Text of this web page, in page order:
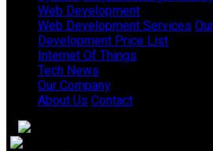
Web Development
Web Development Services
Development Price List
Internet Of Things
Tech News
Our Company
About Us Contact